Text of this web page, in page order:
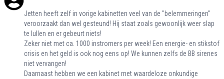
Jetten heeft zelf in vorige kabinetten veel van de "belemmeringen"
veroorzaakt dan wel gesteund! Hij staat zoals gewoonlijk weer slap
te lullen en er gebeurt niets!
Zeker niet met ca. 1000 instromers per week! Een energie- en stikstof
crisis en het geld is ook nog eens op! We kunnen zelfs de BB sirenes
niet vervangen!
Daarnaast hebben we een kabinet met waardeloze onkundige